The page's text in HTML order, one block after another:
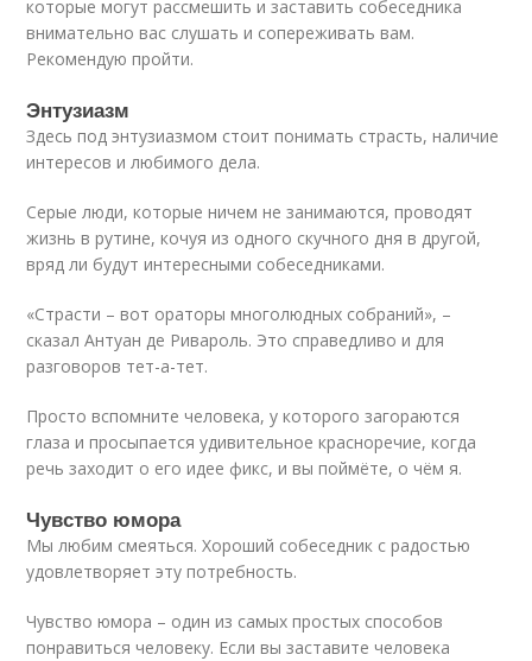
которые могут рассмешить и заставить собеседника
внимательно вас слушать и сопереживать вам.
Рекомендую пройти.
Энтузиазм
Здесь под энтузиазмом стоит понимать страсть, наличие
интересов и любимого дела.
Серые люди, которые ничем не занимаются, проводят
жизнь в рутине, кочуя из одного скучного дня в другой,
вряд ли будут интересными собеседниками.
«Страсти – вот ораторы многолюдных собраний», –
сказал Антуан де Ривароль. Это справедливо и для
разговоров тет-а-тет.
Просто вспомните человека, у которого загораются
глаза и просыпается удивительное красноречие, когда
речь заходит о его идее фикс, и вы поймёте, о чём я.
Чувство юмора
Мы любим смеяться. Хороший собеседник с радостью
удовлетворяет эту потребность.
Чувство юмора – один из самых простых способов
понравиться человеку. Если вы заставите человека